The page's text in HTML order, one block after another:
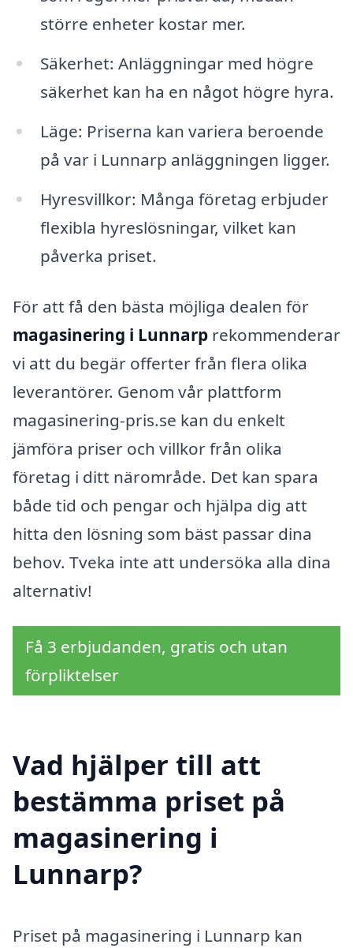
större enheter kostar mer.
Säkerhet: Anläggningar med högre
säkerhet kan ha en något högre hyra.
Läge: Priserna kan variera beroende
på var i Lunnarp anläggningen ligger.
Hyresvillkor: Många företag erbjuder
flexibla hyreslösningar, vilket kan
påverka priset.
För att få den bästa möjliga dealen för
magasinering i Lunnarp rekommenderar
vi att du begär offerter från flera olika
leverantörer. Genom vår plattform
magasinering-pris.se kan du enkelt
jämföra priser och villkor från olika
företag i ditt närområde. Det kan spara
både tid och pengar och hjälpa dig att
hitta den lösning som bäst passar dina
behov. Tveka inte att undersöka alla dina
alternativ!
Få 3 erbjudanden, gratis och utan
förpliktelser
Vad hjälper till att
bestämma priset på
magasinering i
Lunnarp?
Priset på magasinering i Lunnarp kan